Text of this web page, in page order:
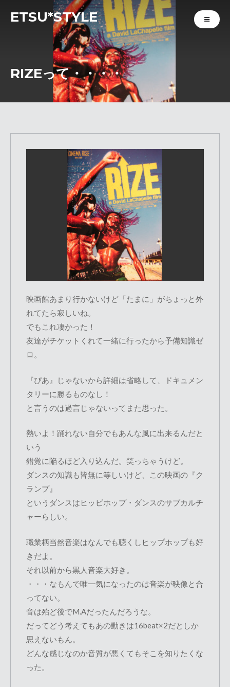
ETSU*STYLE
RIZEって・・・・
映画館あまり行かないけど「たまに」がちょっと外
れてたら寂しいね。
でもこれ凄かった！
友達がチケットくれて一緒に行ったから予備知識ゼ
ロ。
『ぴあ』じゃないから詳細は省略して、ドキュメン
タリーに勝るものなし！
と言うのは過言じゃないってまた思った。
熱いよ！踊れない自分でもあんな風に出来るんだと
いう
錯覚に陥るほど入り込んだ。笑っちゃうけど。
ダンスの知識も皆無に等しいけど、この映画の『ク
ランプ』
というダンスはヒッピホップ・ダンスのサブカルチ
ャーらしい。
職業柄当然音楽はなんでも聴くしヒップホップも好
きだよ。
それ以前から黒人音楽大好き。
・・・なもんで唯一気になったのは音楽が映像と合
ってない。
音は殆ど後でM.Aだったんだろうな。
だってどう考えてもあの動きは16beat×2だとしか
思えないもん。
どんな感じなのか音質が悪くてもそこを知りたくな
った。